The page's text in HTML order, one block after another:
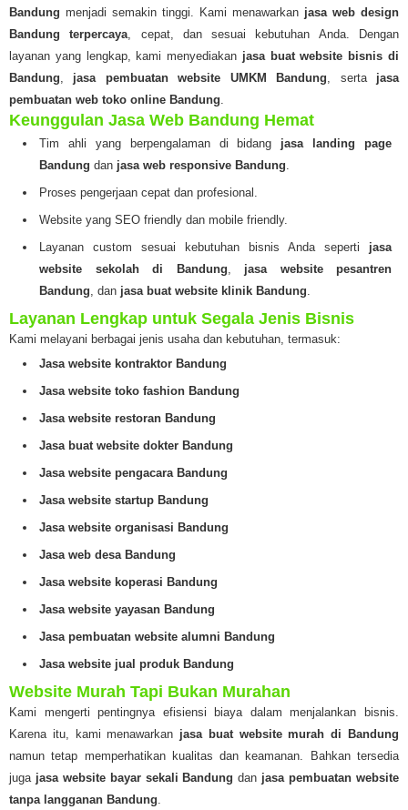
Bandung menjadi semakin tinggi. Kami menawarkan jasa web design
Bandung terpercaya, cepat, dan sesuai kebutuhan Anda. Dengan
layanan yang lengkap, kami menyediakan jasa buat website bisnis di
Bandung, jasa pembuatan website UMKM Bandung, serta jasa
pembuatan web toko online Bandung.
Keunggulan Jasa Web Bandung Hemat
Tim ahli yang berpengalaman di bidang jasa landing page
Bandung dan jasa web responsive Bandung.
Proses pengerjaan cepat dan profesional.
Website yang SEO friendly dan mobile friendly.
Layanan custom sesuai kebutuhan bisnis Anda seperti jasa
website sekolah di Bandung, jasa website pesantren
Bandung, dan jasa buat website klinik Bandung.
Layanan Lengkap untuk Segala Jenis Bisnis
Kami melayani berbagai jenis usaha dan kebutuhan, termasuk:
Jasa website kontraktor Bandung
Jasa website toko fashion Bandung
Jasa website restoran Bandung
Jasa buat website dokter Bandung
Jasa website pengacara Bandung
Jasa website startup Bandung
Jasa website organisasi Bandung
Jasa web desa Bandung
Jasa website koperasi Bandung
Jasa website yayasan Bandung
Jasa pembuatan website alumni Bandung
Jasa website jual produk Bandung
Website Murah Tapi Bukan Murahan
Kami mengerti pentingnya efisiensi biaya dalam menjalankan bisnis.
Karena itu, kami menawarkan jasa buat website murah di Bandung
namun tetap memperhatikan kualitas dan keamanan. Bahkan tersedia
juga jasa website bayar sekali Bandung dan jasa pembuatan website
tanpa langganan Bandung.